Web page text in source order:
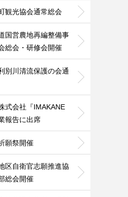
観光協会通常総会
国営農地再編整備事
総会・研修会開催
別川清流保護の会通
式会社『IMAKANE
報告に出席
願祭開催
区自衛官志願推進協
総会開催